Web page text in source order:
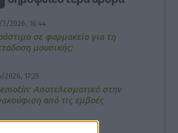
3/2026, 16:44
σε φαρμακείο για τη
μουσικής;
2026, 17:25
Αποτελεσματικό στην
από τις εμβοές